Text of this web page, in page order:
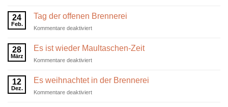
2024
24
Feb.
Tag der offenen Brennerei
Kommentare deaktiviertfür
der
Brennerei
28
März
Es ist wieder Maultaschen-Zeit
Kommentare deaktiviertfür
ist
Maultaschen-
12
Dez.
Es weihnachtet in der Brennerei
Kommentare deaktiviertfür